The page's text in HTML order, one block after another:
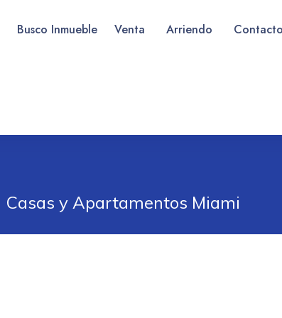
Busco Inmueble Venta Arriendo
Casas y Apartamentos Miami